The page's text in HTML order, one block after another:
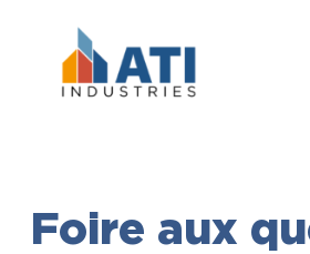
Foire aux